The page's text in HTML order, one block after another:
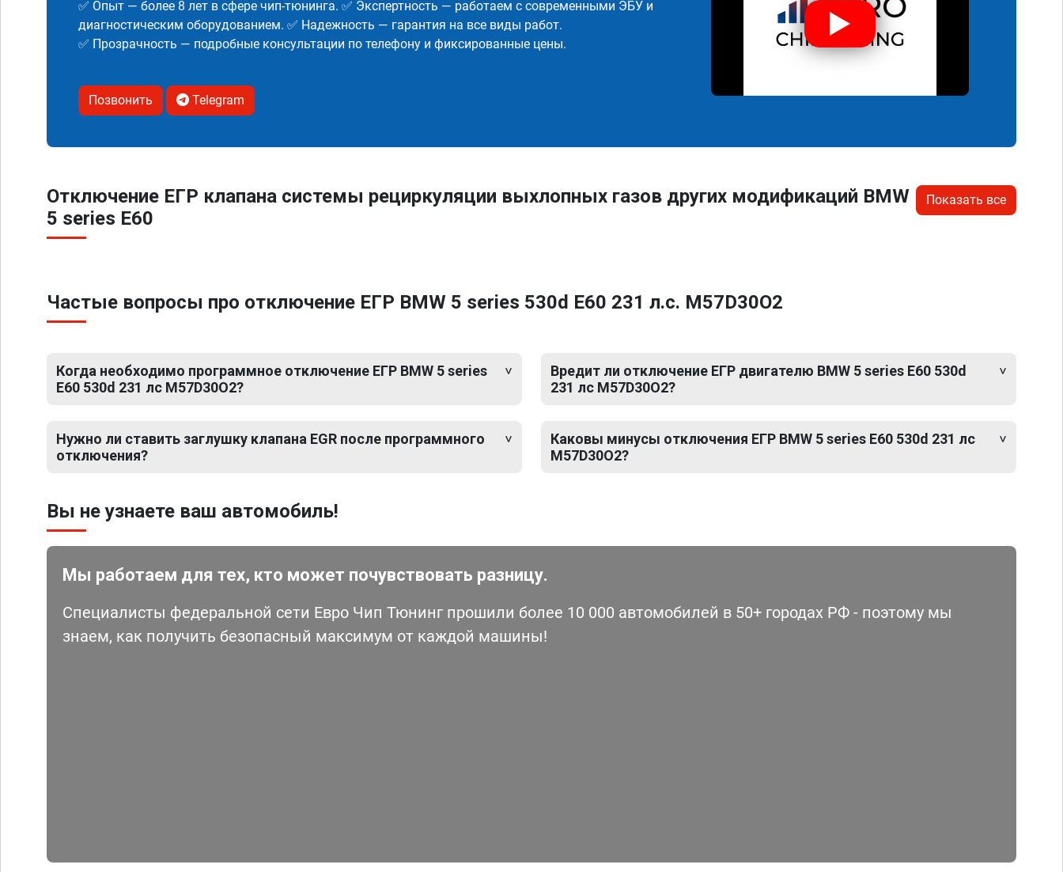
✅ Опыт — более 8 лет в сфере чип-тюнинга. ✅ Экспертность — работаем с современными ЭБУ и
диагностическим оборудованием. ✅ Надежность — гарантия на все виды работ.
✅ Прозрачность — подробные консультации по телефону и фиксированные цены.
Позвонить Telegram
Отключение ЕГР клапана системы рециркуляции выхлопных газов других модификаций BMW
5 series E60
Показать все
Частые вопросы про отключение ЕГР BMW 5 series 530d E60 231 л.с. M57D30O2
Когда необходимо программное отключение ЕГР BMW 5 series
E60 530d 231 лс M57D30O2?
Нужно ли ставить заглушку клапана EGR после программного
отключения?
Вредит ли отключение ЕГР двигателю BMW 5 series E60 530d
231 лс M57D30O2?
Каковы минусы отключения ЕГР BMW 5 series E60 530d 231 лс
M57D30O2?
Вы не узнаете ваш автомобиль!
Мы работаем для тех, кто может почувствовать разницу.
Специалисты федеральной сети Евро Чип Тюнинг прошили более 10 000 автомобилей в 50+ городах РФ - поэтому мы
знаем, как получить безопасный максимум от каждой машины!